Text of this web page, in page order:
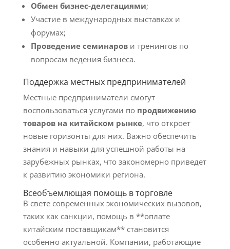
Обмен бизнес-делегациями;
Участие в международных выставках и
форумах;
Проведение семинарови тренингов по
вопросам ведения бизнеса.
Поддержка местных предпринимателей
Местные предприниматели смогут
воспользоваться услугами по продвижению
товаров на китайском рынке, что откроет
новые горизонты для них. Важно обеспечить
знания и навыки для успешной работы на
зарубежных рынках, что закономерно приведет
к развитию экономики региона.
Всеобъемлющая помощь в торговле
В свете современных экономических вызовов,
таких как санкции, помощь в **оплате
китайским поставщикам** становится
особенно актуальной. Компании, работающие